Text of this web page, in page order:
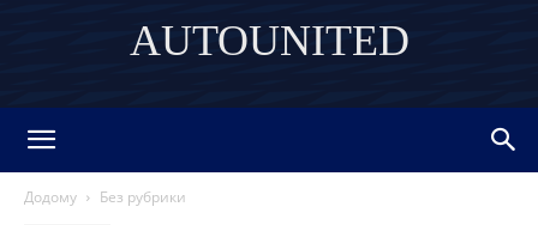
AUTOUNITED
Додому Без рубрики